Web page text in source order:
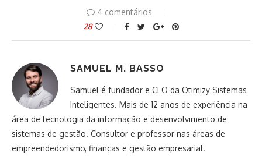
4 comentários
28
SAMUEL M. BASSO
Samuel é fundador e CEO da Otimizy Sistemas
Inteligentes. Mais de 12 anos de experiência na
área de tecnologia da informação e desenvolvimento de
sistemas de gestão. Consultor e professor nas áreas de
empreendedorismo, finanças e gestão empresarial.